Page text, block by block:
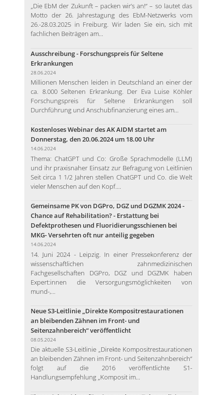
„Die EbM der Zukunft – packen wir’s an!“ – so lautet das
Motto der 26. Jahrestagung des EbM-Netzwerks vom
26.-28.03.2025 in Freiburg. Wir laden Sie ein, sich mit
fachlichen Beiträgen am...
Ausschreibung - Forschungspreis für Seltene
Erkrankungen
28.06.2024
Millionen Menschen leiden in Deutschland an einer der
ca. 8.000 Seltenen Erkrankung. Der Eva Luise Köhler
Forschungspreis für Seltene Erkrankungen soll
Durchführung und Anschubfinanzierung eines am...
Kostenloses Webinar des AK AIDM startet am
Donnerstag, den 20.06.2024 um 18.00 Uhr
14.06.2024
Thema: ChatGPT und Co: Große Sprachmodelle (LLM)
und ihr praxisnaher Einsatz zur Befragung von Leitlinien
Seit circa 1 1/2 Jahren stellen ChatGPT und Co. die Welt
vieler Menschen auf den Kopf....
Gemeinsame PK von DGPro, DGZ und DGZMK 2024 -
Chance auf Rehabilitation? - Erstattung bei
Defektprothesen und Fluoridierungsschienen bei
MKG- Versehrten oft nur anteilig gegeben
14.06.2024
14. Juni 2024 - Leipzig. In einer Pressekonferenz der
wissenschaftlichen zahnmedizinischen
Fachgesellschaften DGPro, DGZ und DGZMK haben
Expert:innen die Versorgungsmöglichkeiten von
mund-,...
Neue S3-Leitlinie „Direkte Kompositrestaurationen
an bleibenden Zähnen im Front- und
Seitenzahnbereich“ veröffentlicht
08.05.2024
Die aktuelle S3-Leitlinie „Direkte Kompositrestaurationen
an bleibenden Zähnen im Front- und Seitenzahnbereich“
folgt auf die 2016 veröffentlichte S1-
Handlungsempfehlung „Komposit im...